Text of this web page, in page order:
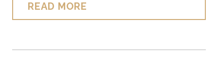
READ MORE